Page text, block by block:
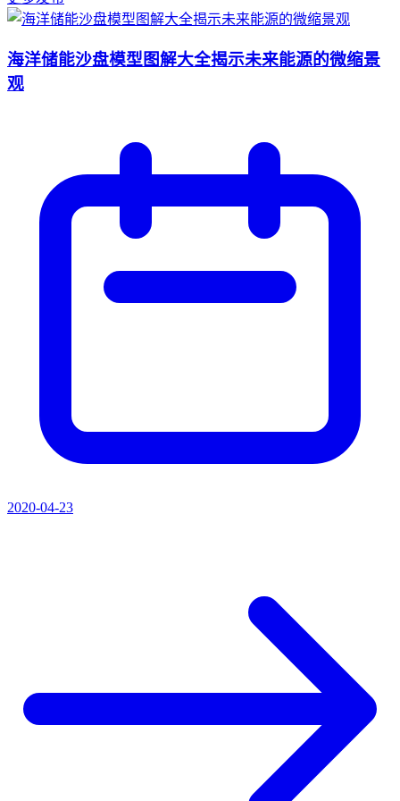
海洋储能沙盘模型图解大全揭示未来能源的微缩景
观
2020-04-23